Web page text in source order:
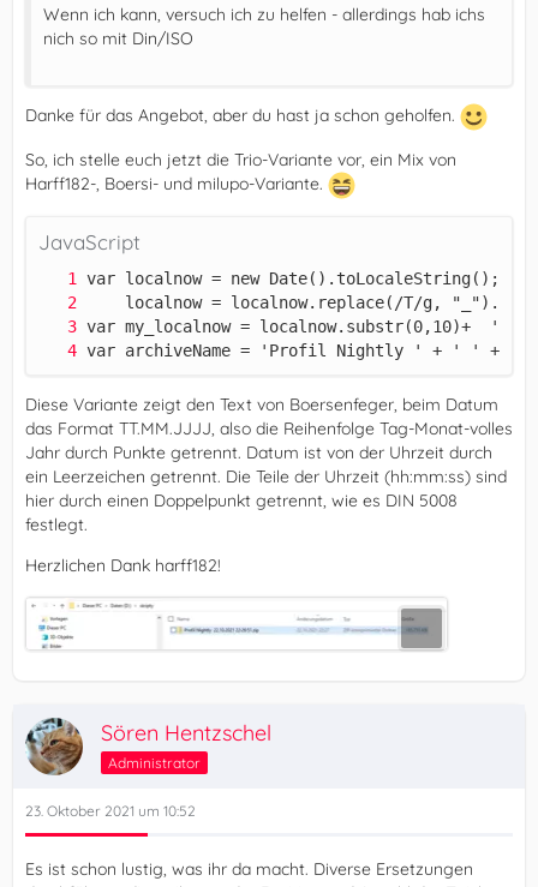
Wenn ich kann, versuch ich zu helfen - allerdings hab ichs
nich so mit Din/ISO
Danke für das Angebot, aber du hast ja schon geholfen.
So, ich stelle euch jetzt die Trio-Variante vor, ein Mix von
Harff182-, Boersi- und milupo-Variante.
JavaScript
var archiveName = 'Profil Nightly ' + ' ' +
Diese Variante zeigt den Text von Boersenfeger, beim Datum
das Format TT.MM.JJJJ, also die Reihenfolge Tag-Monat-volles
Jahr durch Punkte getrennt. Datum ist von der Uhrzeit durch
ein Leerzeichen getrennt. Die Teile der Uhrzeit (hh:mm:ss) sind
hier durch einen Doppelpunkt getrennt, wie es DIN 5008
festlegt.
Herzlichen Dank harff182!
Sören Hentzschel
Administrator
23. Oktober 2021 um 10:52
Es ist schon lustig, was ihr da macht. Diverse Ersetzungen